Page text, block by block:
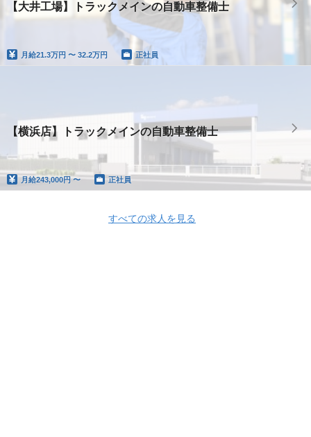
【大井工場】トラックメインの自動車整備士
月給21.3万円 〜 32.2万円 正社員
【横浜店】トラックメインの自動車整備士
月給243,000円 〜 正社員
すべての求人を見る